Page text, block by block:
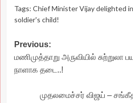
Tags: Chief Minister Vijay delighted
soldier's child!
Post
navigation
Previous:
மணிமுத்தாறு அருவியில் சுற்றுலா
நாளாக தடை..!
முதலமைச்சர் விஜய் –